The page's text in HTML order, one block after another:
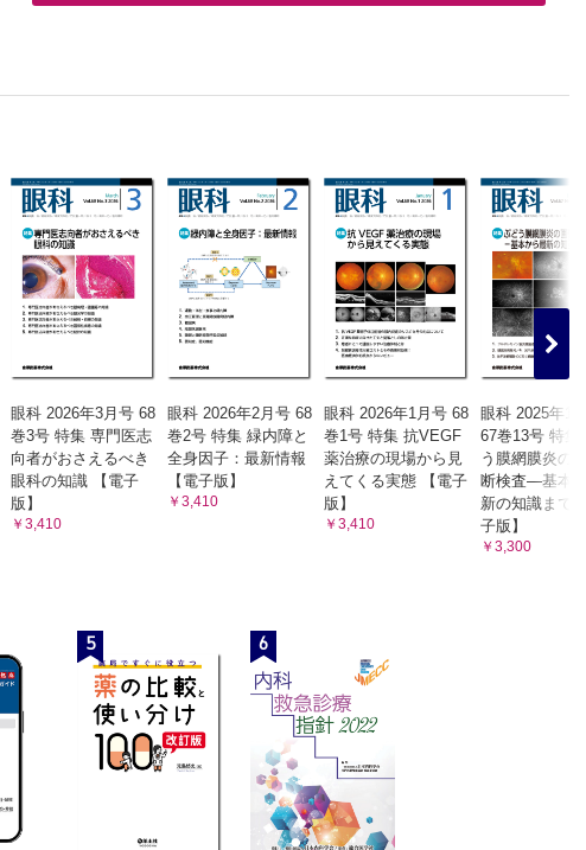
眼科 2026年3月号 68
巻3号 特集 専門医志
向者がおさえるべき
眼科の知識 【電子
版】
￥3,410
眼科 2026年2月号 68
巻2号 特集 緑内障と
全身因子：最新情報
【電子版】
￥3,410
眼科 2026年1月号 68
巻1号 特集 抗VEGF
薬治療の現場から見
えてくる実態 【電子
版】
￥3,410
眼科 2025年12
67巻13号 特集
う膜網膜炎の
断検査―基本
新の知識まで
子版】
￥3,300
5 6